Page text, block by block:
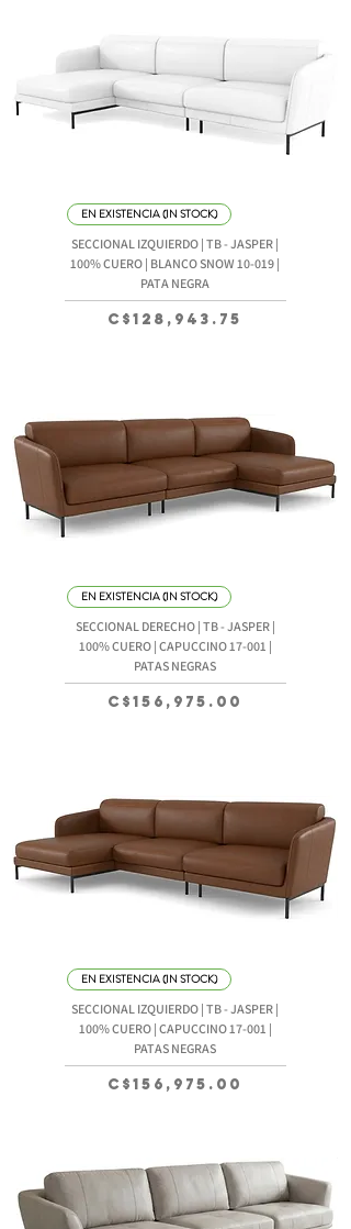
EN EXISTENCIA (IN STOCK)
SECCIONAL IZQUIERDO | TB - JASPER |
100% CUERO | BLANCO SNOW 10-019 |
PATA NEGRA
Precio
C$128,943.75
EN EXISTENCIA (IN STOCK)
SECCIONAL DERECHO | TB - JASPER |
100% CUERO | CAPUCCINO 17-001 |
PATAS NEGRAS
Precio
C$156,975.00
EN EXISTENCIA (IN STOCK)
SECCIONAL IZQUIERDO | TB - JASPER |
100% CUERO | CAPUCCINO 17-001 |
PATAS NEGRAS
Precio
C$156,975.00